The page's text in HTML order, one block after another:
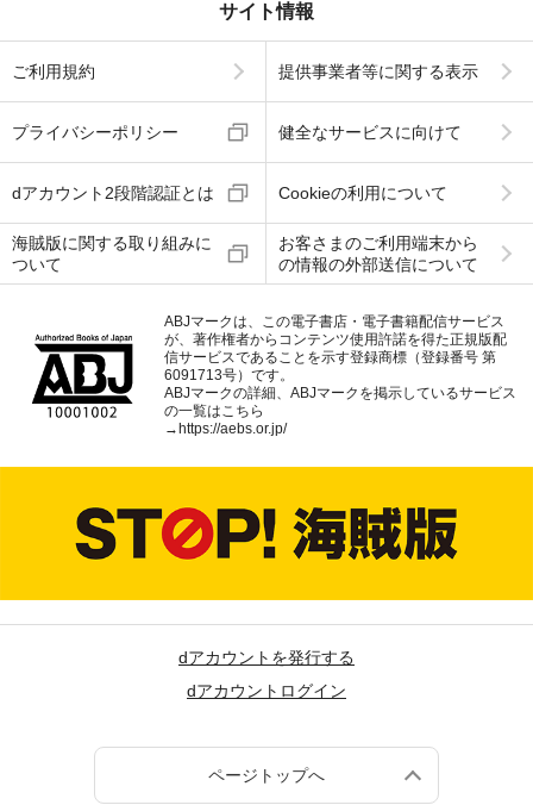
サイト情報
ご利用規約 提供事業者等に関する表示
プライバシーポリシー 健全なサービスに向けて
dアカウント2段階認証とは Cookieの利用について
海賊版に関する取り組みに
ついて
お客さまのご利用端末から
の情報の外部送信について
ABJマークは、この電子書店・電子書籍配信サービス
が、著作権者からコンテンツ使用許諾を得た正規版配
信サービスであることを示す登録商標（登録番号 第
6091713号）です。
ABJマークの詳細、ABJマークを掲示しているサービス
の一覧はこちら
→ https://aebs.or.jp/
dアカウントを発行する
dアカウントログイン
ページトップへ